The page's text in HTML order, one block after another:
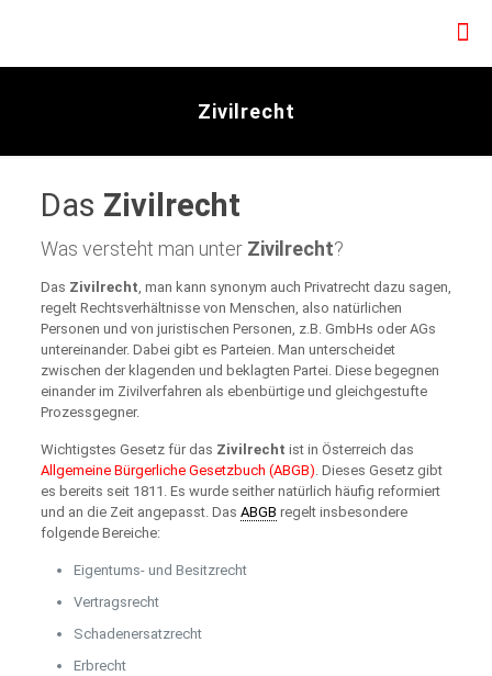
Zivilrecht
Das Zivilrecht
Was versteht man unter Zivilrecht?
Das Zivilrecht , man kann synonym auch Privatrecht dazu sagen,
regelt Rechtsverhältnisse von Menschen, also natürlichen
Personen und von juristischen Personen, z.B. GmbHs oder AGs
untereinander. Dabei gibt es Parteien. Man unterscheidet
zwischen der klagenden und beklagten Partei. Diese begegnen
einander im Zivilverfahren als ebenbürtige und gleichgestufte
Prozessgegner.
Wichtigstes Gesetz für das Zivilrecht ist in Österreich das
Allgemeine Bürgerliche Gesetzbuch (ABGB) . Dieses Gesetz gibt
es bereits seit 1811. Es wurde seither natürlich häufig reformiert
und an die Zeit angepasst. Das ABGB regelt insbesondere
folgende Bereiche:
Eigentums- und Besitzrecht
Vertragsrecht
Schadenersatzrecht
Erbrecht